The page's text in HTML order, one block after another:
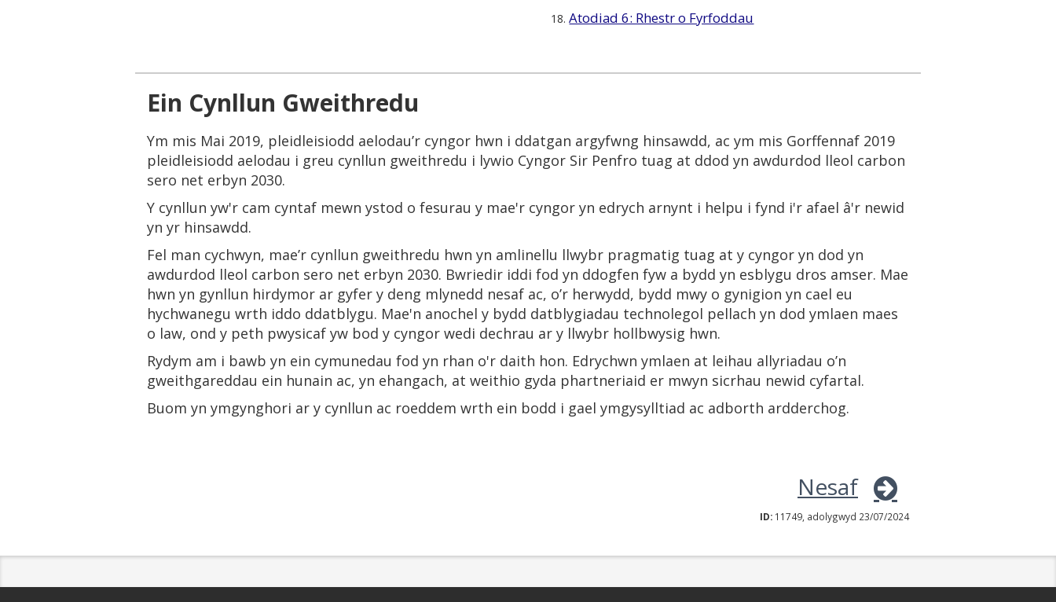
18.Atodiad 6: Rhestr o Fyrfoddau
Ein Cynllun Gweithredu
Ym mis Mai 2019, pleidleisiodd aelodau’r cyngor hwn i ddatgan argyfwng hinsawdd, ac ym mis Gorffennaf 2019
pleidleisiodd aelodau i greu cynllun gweithredu i lywio Cyngor Sir Penfro tuag at ddod yn awdurdod lleol carbon
sero net erbyn 2030.
Y cynllun yw'r cam cyntaf mewn ystod o fesurau y mae'r cyngor yn edrych arnynt i helpu i fynd i'r afael â'r newid
yn yr hinsawdd.
Fel man cychwyn, mae’r cynllun gweithredu hwn yn amlinellu llwybr pragmatig tuag at y cyngor yn dod yn
awdurdod lleol carbon sero net erbyn 2030. Bwriedir iddi fod yn ddogfen fyw a bydd yn esblygu dros amser. Mae
hwn yn gynllun hirdymor ar gyfer y deng mlynedd nesaf ac, o’r herwydd, bydd mwy o gynigion yn cael eu
hychwanegu wrth iddo ddatblygu. Mae'n anochel y bydd datblygiadau technolegol pellach yn dod ymlaen maes
o law, ond y peth pwysicaf yw bod y cyngor wedi dechrau ar y llwybr hollbwysig hwn.
Rydym am i bawb yn ein cymunedau fod yn rhan o'r daith hon. Edrychwn ymlaen at leihau allyriadau o’n
gweithgareddau ein hunain ac, yn ehangach, at weithio gyda phartneriaid er mwyn sicrhau newid cyfartal.
Buom yn ymgynghori ar y cynllun ac roeddem wrth ein bodd i gael ymgysylltiad ac adborth ardderchog.
Nesaf
ID: 11749, adolygwyd 23/07/2024